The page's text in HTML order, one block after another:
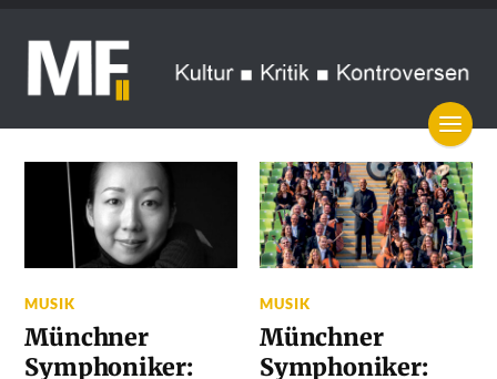
MUSIK
Münchner
Symphoniker:
MUSIK
Münchner
Symphoniker: